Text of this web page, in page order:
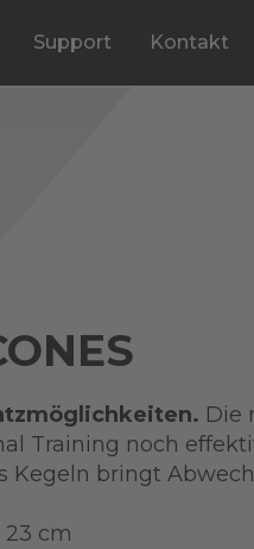
Support Kontakt
Die
Training noch
Kegeln bringt
23 cm